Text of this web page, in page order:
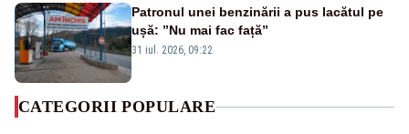
Patronul unei benzinării a pus lacătul pe
ușă: ”Nu mai fac față”
31 iul. 2026, 09:22
CATEGORII POPULARE